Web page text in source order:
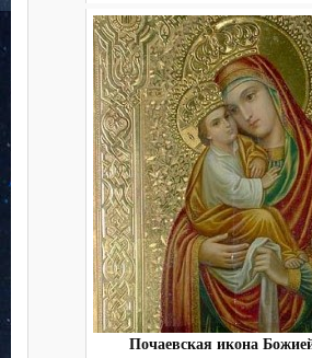
Почаевская икона